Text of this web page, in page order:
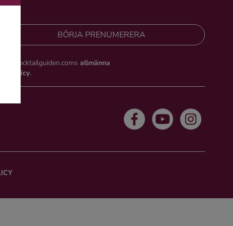
BÖRJA PRENUMERERA
Cocktailguiden.coms allmänna
.